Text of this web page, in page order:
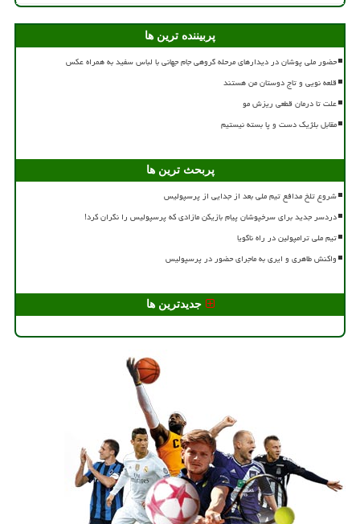
پربیننده ترین ها
حضور ملی پوشان در دیدارهای مرحله گروهی جام جهانی با لباس سفید به همراه عکس
قلعه نویی و تاج دوستان من هستند
علت تا درمان قطعی ریزش مو
مقابل بلژیک دست و پا بسته نیستیم
پربحث ترین ها
شروع تلخ مدافع تیم ملی بعد از جدایی از پرسپولیس
دردسر جدید برای سرخپوشان پیام بازیکن مازادی که پرسپولیس را نگران کرد!
تیم ملی ترامپولین در راه ناگویا
واکنش طاهری و ایری به ماجرای حضور در پرسپولیس
جدیدترین ها